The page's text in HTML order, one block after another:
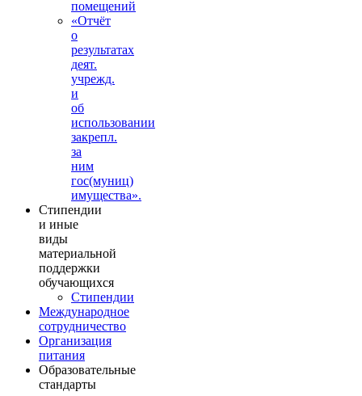
помещений
«Отчёт
о
результатах
деят.
учрежд.
и
об
использовании
закрепл.
за
ним
гос(муниц)
имущества».
Стипендии
и иные
виды
материальной
поддержки
обучающихся
Стипендии
Международное
сотрудничество
Организация
питания
Образовательные
стандарты